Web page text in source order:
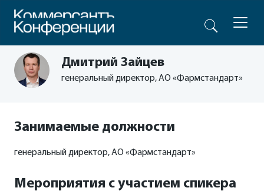
Дмитрий Зайцев
генеральный директор, АО «Фармстандарт»
Занимаемые должности
генеральный директор, АО «Фармстандарт»
Мероприятия с участием спикера